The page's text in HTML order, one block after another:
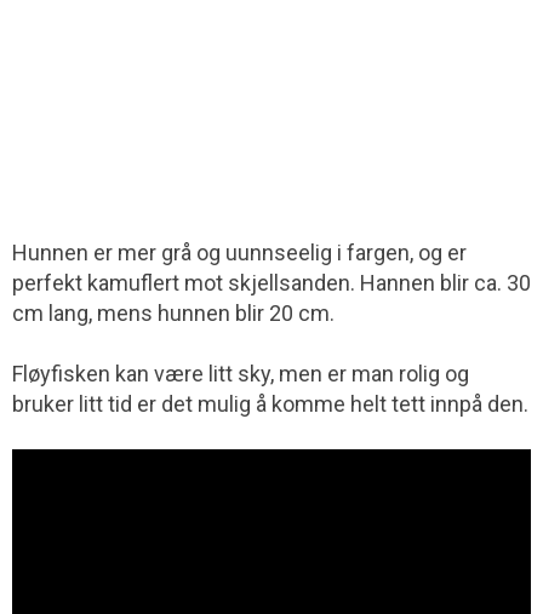
Hunnen er mer grå og uunnseelig i fargen, og er
perfekt kamuflert mot skjellsanden. Hannen blir ca. 30
cm lang, mens hunnen blir 20 cm.
Fløyfisken kan være litt sky, men er man rolig og
bruker litt tid er det mulig å komme helt tett innpå den.